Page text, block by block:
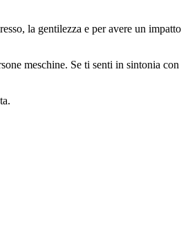
la gentilezza e per avere un impatto
meschine. Se ti senti in sintonia con